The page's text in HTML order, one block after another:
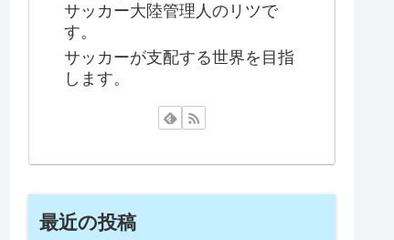
サッカー大陸管理人のリツで
す。
サッカーが支配する世界を目指
します。
最近の投稿